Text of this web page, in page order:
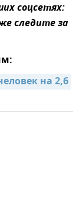
соцсетях:
следите за
на 2,6